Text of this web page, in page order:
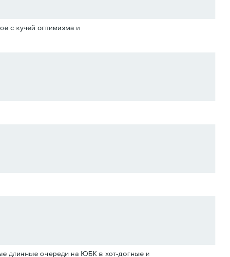
с кучей оптимизма и
длинные очереди на ЮБК в хот-догные и